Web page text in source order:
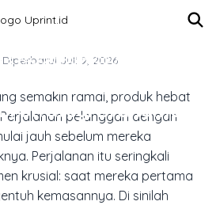
& PACKAGING PRODUK
Produk Premium
Strategi Brandmu
Diperbarui Juli 9, 2026
semakin ramai, produk hebat
pelanggan dengan
jauh sebelum mereka
Perjalanan itu seringkali
krusial: saat mereka pertama
kemasannya. Di sinilah